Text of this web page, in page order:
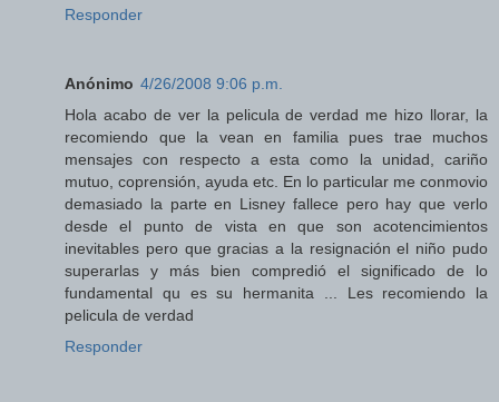
Responder
Anónimo 4/26/2008 9:06 p.m.
Hola acabo de ver la pelicula de verdad me hizo llorar, la
recomiendo que la vean en familia pues trae muchos
mensajes con respecto a esta como la unidad, cariño
mutuo, coprensión, ayuda etc. En lo particular me conmovio
demasiado la parte en Lisney fallece pero hay que verlo
desde el punto de vista en que son acotencimientos
inevitables pero que gracias a la resignación el niño pudo
superarlas y más bien compredió el significado de lo
fundamental qu es su hermanita ... Les recomiendo la
pelicula de verdad
Responder